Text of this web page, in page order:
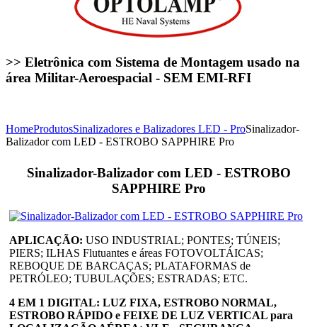
>> Eletrônica com Sistema de Montagem usado na
área Militar-Aeroespacial - SEM EMI-RFI
HomeProdutosSinalizadores e Balizadores LED - ProSinalizador-
Balizador com LED - ESTROBO SAPPHIRE Pro
Sinalizador-Balizador com LED - ESTROBO
SAPPHIRE Pro
APLICAÇÃO: USO INDUSTRIAL; PONTES; TÚNEIS;
PIERS; ILHAS Flutuantes e áreas FOTOVOLTÁICAS;
REBOQUE DE BARCAÇAS; PLATAFORMAS de
PETRÓLEO; TUBULAÇÕES; ESTRADAS; ETC.
4 EM 1 DIGITAL: LUZ FIXA, ESTROBO NORMAL,
ESTROBO RÁPIDO e FEIXE DE LUZ VERTICAL para